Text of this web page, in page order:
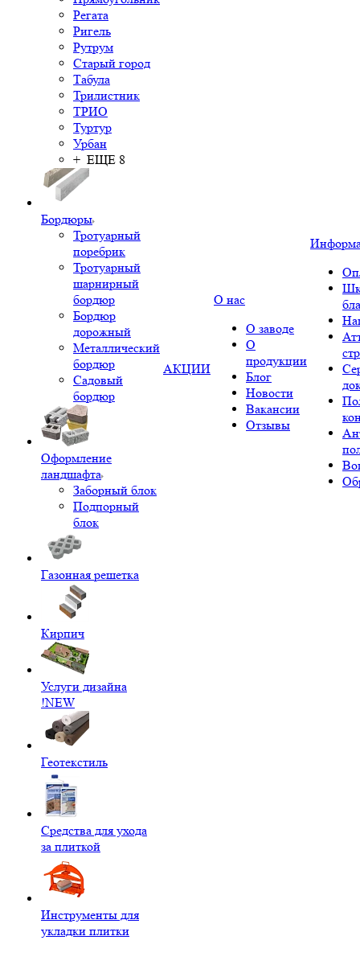
Регата
Ригель
Рутрум
Старый город
Табула
Трилистник
ТРИО
Туртур
Урбан
+ ЕЩЕ 8
Бордюры
Тротуарный
поребрик
Тротуарный
шарнирный
бордюр
Бордюр
дорожный
Металлический
бордюр
Садовый
бордюр
Оформление
ландшафта
Заборный блок
Подпорный
блок
Газонная решетка
Кирпич
Услуги дизайна
!NEW
Геотекстиль
Средства для ухода
за плиткой
Инструменты для
укладки плитки
АКЦИИ
О нас
О заводе
О
продукции
Блог
Новости
Вакансии
Отзывы